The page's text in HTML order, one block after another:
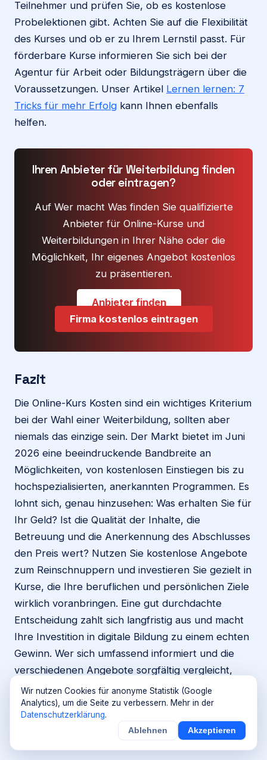
Teilnehmer und prüfen Sie, ob es kostenlose
Probelektionen gibt. Achten Sie auf die Flexibilität
des Kurses und ob er zu Ihrem Lernstil passt. Für
förderbare Kurse informieren Sie sich bei der
Agentur für Arbeit oder Bildungsträgern über die
Voraussetzungen. Unser Artikel Lernen lernen: 7
Tricks für mehr Erfolg kann Ihnen ebenfalls
helfen.
Ihren Anbieter für Weiterbildung finden
oder eintragen?
Auf Wer macht Was finden Sie qualifizierte
Anbieter für Online-Kurse und
Weiterbildungen in Ihrer Nähe oder die
Möglichkeit, Ihr eigenes Angebot kostenlos
zu präsentieren.
Anbieter finden
Firma kostenlos eintragen
Fazit
Die Online-Kurs Kosten sind ein wichtiges Kriterium
bei der Wahl einer Weiterbildung, sollten aber
niemals das einzige sein. Der Markt bietet im Juni
2026 eine beeindruckende Bandbreite an
Möglichkeiten, von kostenlosen Einstiegen bis zu
hochspezialisierten, anerkannten Programmen. Es
lohnt sich, genau hinzusehen: Was erhalten Sie für
Ihr Geld? Ist die Qualität der Inhalte, die
Betreuung und die Anerkennung des Abschlusses
den Preis wert? Nutzen Sie kostenlose Angebote
zum Reinschnuppern und investieren Sie gezielt in
Kurse, die Ihre beruflichen und persönlichen Ziele
wirklich voranbringen. Eine gut durchdachte
Entscheidung zahlt sich langfristig aus und macht
Ihre Investition in digitale Bildung zu einem echten
Gewinn. Wer sich umfassend informiert und die
verschiedenen Angebote sorgfältig vergleicht,
findet den optimalen Online-Kurs, der sowohl den
eigenen Ansprüchen als auch dem Budget
gerecht wird.
Wir nutzen Cookies für anonyme Statistik (Google
Analytics), um die Seite zu verbessern. Mehr in der
Datenschutzerklärung.
Ablehnen Akzeptieren